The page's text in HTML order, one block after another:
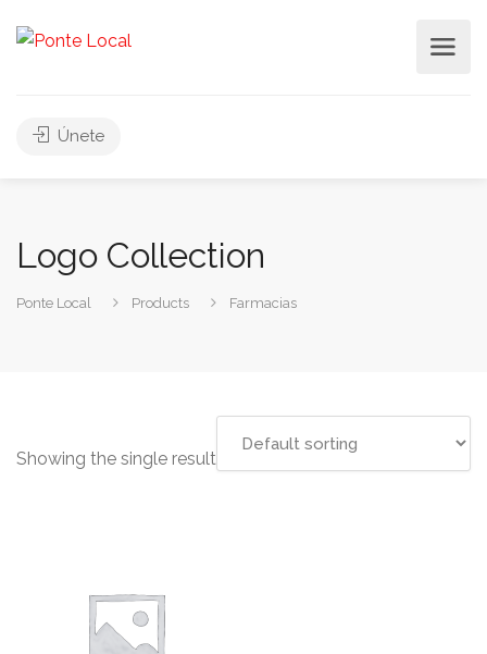
Únete
Logo Collection
Ponte Local Products Farmacias
Showing the single result